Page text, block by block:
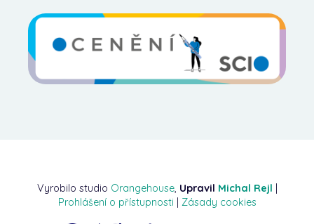
Vyrobilo studio Orangehouse, Upravil Michal Rejl |
Prohlášení o přístupnosti | Zásady cookies